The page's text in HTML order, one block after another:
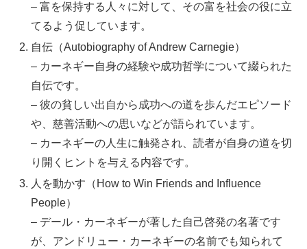
– 富を保持する人々に対して、その富を社会の役に立
てるよう促しています。
自伝（Autobiography of Andrew Carnegie）
– カーネギー自身の経験や成功哲学について綴られた
自伝です。
– 彼の貧しい出自から成功への道を歩んだエピソード
や、慈善活動への思いなどが語られています。
– カーネギーの人生に触発され、読者が自身の道を切
り開くヒントを与える内容です。
人を動かす（How to Win Friends and Influence
People）
– デール・カーネギーが著した自己啓発の名著です
が、アンドリュー・カーネギーの名前でも知られて